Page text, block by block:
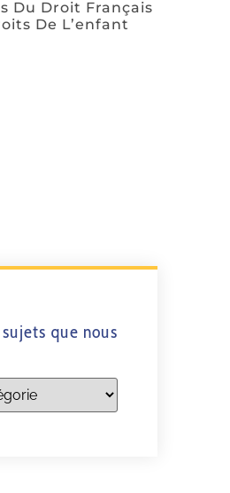
Du Droit Français
De L’enfant
que nous